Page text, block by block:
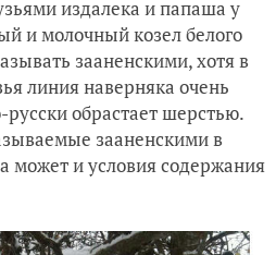
издалека и папаша у
и молочный козел белого
зааненскими, хотя в
линия наверняка очень
обрастает шерстью.
зааненскими в
может и условия содержания